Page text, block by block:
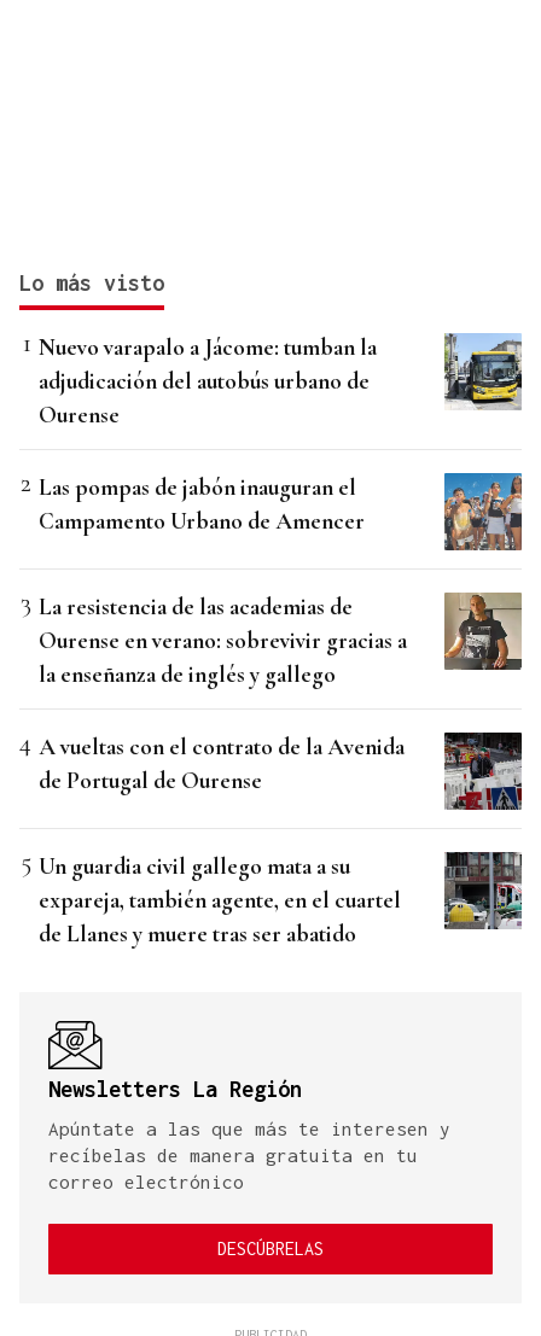
Lo más visto
Nuevo varapalo a Jácome: tumban la
adjudicación del autobús urbano de
Ourense
Las pompas de jabón inauguran el
Campamento Urbano de Amencer
La resistencia de las academias de
Ourense en verano: sobrevivir gracias a
la enseñanza de inglés y gallego
A vueltas con el contrato de la Avenida
de Portugal de Ourense
Un guardia civil gallego mata a su
expareja, también agente, en el cuartel
de Llanes y muere tras ser abatido
Newsletters La Región
Apúntate a las que más te interesen y
recíbelas de manera gratuita en tu
correo electrónico
DESCÚBRELAS